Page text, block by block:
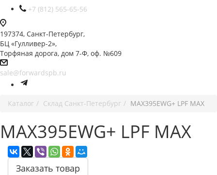
+7 (812) 565-65-56
197374, Санкт-Петербург,
БЦ «Гулливер-2»,
Торфяная дорога, дом 7-Ф, оф. №609
sale@forwardspb.ru
Каталог Cклад Санкт-Петербург MAX395EWG+ LPF MAX
MAX395EWG+ LPF MAX
Заказать товар